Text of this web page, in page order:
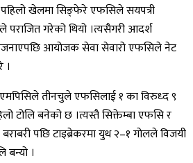
पहिलोखेलमासिङ्फेरेएफसिलेसयपत्री
पराजितगरेकोथियो ।त्यसैगरीआदर्श
आयोजकसेवासेवारोएफसिलेनेट
।
एमपिसिलेतीनचुलेएफसिलाई१काविरुध्द९
टोलिबनेकोछ ।त्यस्तैसिक्तेम्बाएफसिर
बराबरीपछिटाइब्रेकरमायुथ२–१गोललेविजयी
बन्यो ।